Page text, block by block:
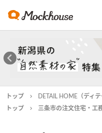
トップ DETAIL HOME（ディ
トップ
三条市の注文住宅・工